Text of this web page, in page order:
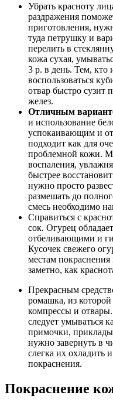
Убрать красноту
раздражения
приготовления,
туда петрушку и
перелить в
кожа сухая,
3 р. в день. Тем, кто
воспользоваться
отвар быстро сузит
желез.
Отличным
и использование
успокаивающим и
подходит как для
проблемной кожи.
воспаления,
быстрее
нужно просто
размешать до
смесь необходимо
Справиться с
сок. Огурец
отбеливающими и
Кусочек свежего
местам
заметно, как
Прекрасным
ромашка, из
компрессы и
следует умываться
примочки,
нужно завернуть в
слегка их охладить
покраснения.
Покраснение